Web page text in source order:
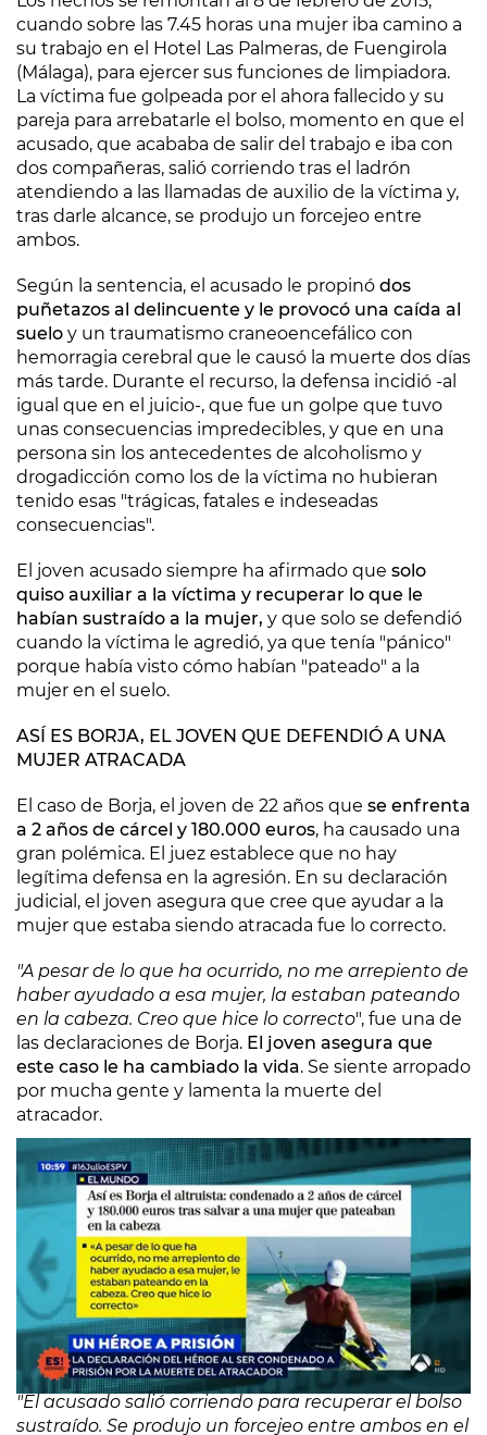
cuando sobre las 7.45 horas una mujer iba camino a
su trabajo en el Hotel Las Palmeras, de Fuengirola
(Málaga), para ejercer sus funciones de limpiadora.
La víctima fue golpeada por el ahora fallecido y su
pareja para arrebatarle el bolso, momento en que el
acusado, que acababa de salir del trabajo e iba con
dos compañeras, salió corriendo tras el ladrón
atendiendo a las llamadas de auxilio de la víctima y,
tras darle alcance, se produjo un forcejeo entre
ambos.
Según la sentencia, el acusado le propinó dos
puñetazos al delincuente y le provocó una caída al
suelo y un traumatismo craneoencefálico con
hemorragia cerebral que le causó la muerte dos días
más tarde. Durante el recurso, la defensa incidió -al
igual que en el juicio-, que fue un golpe que tuvo
unas consecuencias impredecibles, y que en una
persona sin los antecedentes de alcoholismo y
drogadicción como los de la víctima no hubieran
tenido esas "trágicas, fatales e indeseadas
consecuencias".
El joven acusado siempre ha afirmado que solo
quiso auxiliar a la víctima y recuperar lo que le
habían sustraído a la mujer, y que solo se defendió
cuando la víctima le agredió, ya que tenía "pánico"
porque había visto cómo habían "pateado" a la
mujer en el suelo.
ASÍ ES BORJA, EL JOVEN QUE DEFENDIÓ A UNA
MUJER ATRACADA
El caso de Borja, el joven de 22 años que se enfrenta
a 2 años de cárcel y 180.000 euros, ha causado una
gran polémica. El juez establece que no hay
legítima defensa en la agresión. En su declaración
judicial, el joven asegura que cree que ayudar a la
mujer que estaba siendo atracada fue lo correcto.
"A pesar de lo que ha ocurrido, no me arrepiento de
haber ayudado a esa mujer, la estaban pateando
en la cabeza. Creo que hice lo correcto", fue una de
las declaraciones de Borja. El joven asegura que
este caso le ha cambiado la vida. Se siente arropado
por mucha gente y lamenta la muerte del
atracador.
Este es el relato de los hechos según la sentencia:
"El acusado salió corriendo para recuperar el bolso
sustraído. Se produjo un forcejeo entre ambos en el